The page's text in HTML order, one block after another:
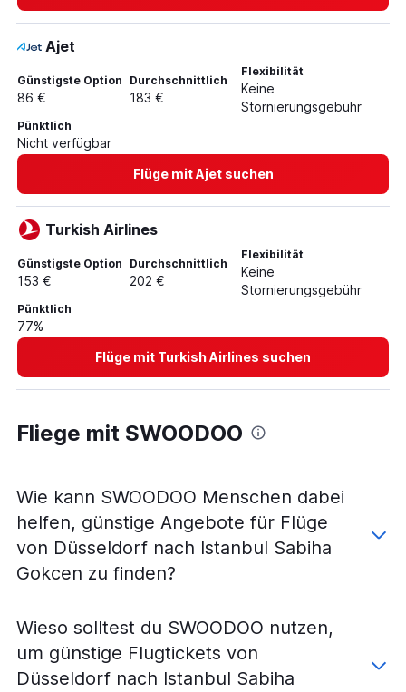
Ajet
Günstigste Option
86 €
Durchschnittlich
183 €
Flexibilität
Keine
Stornierungsgebühr
Pünktlich
Nicht verfügbar
Flüge mit Ajet suchen
Turkish Airlines
Günstigste Option
153 €
Durchschnittlich
202 €
Flexibilität
Keine
Stornierungsgebühr
Pünktlich
77%
Flüge mit Turkish Airlines suchen
Fliege mit SWOODOO
Wie kann SWOODOO Menschen dabei
helfen, günstige Angebote für Flüge
von Düsseldorf nach Istanbul Sabiha
Gokcen zu finden?
Wieso solltest du SWOODOO nutzen,
um günstige Flugtickets von
Düsseldorf nach Istanbul Sabiha